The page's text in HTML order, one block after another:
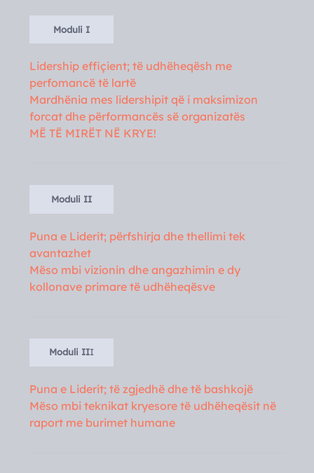
Moduli I
Lidership effiçient; të udhëheqësh me
perfomancë të lartë
Mardhënia mes lidershipit që i maksimizon
forcat dhe përformancës së organizatës
MË TË MIRËT NË KRYE!
Moduli II
Puna e Liderit; përfshirja dhe thellimi tek
avantazhet
Mëso mbi vizionin dhe angazhimin e dy
kollonave primare të udhëheqësve
Moduli III
Puna e Liderit; të zgjedhë dhe të bashkojë
Mëso mbi teknikat kryesore të udhëheqësit në
raport me burimet humane